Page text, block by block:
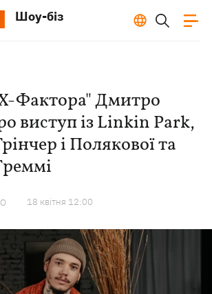
Шоу-біз
Фактора" Дмитро
виступ із Linkin Park,
і Полякової та
18 квiтня 12:00